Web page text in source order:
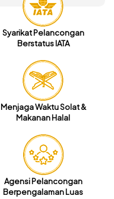
Syarikat Pelancongan
Berstatus IATA
Menjaga Waktu Solat &
Makanan Halal
Agensi Pelancongan
Berpengalaman Luas